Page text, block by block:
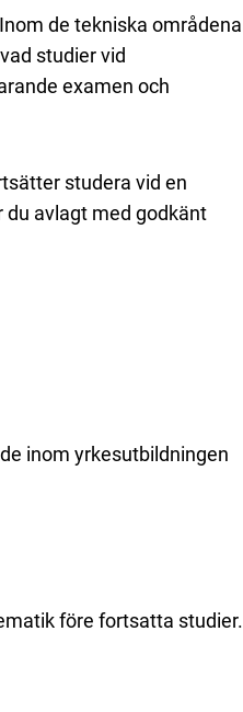
de tekniska områdena
studier vid
examen och
studera vid en
avlagt med godkänt
inom yrkesutbildningen
före fortsatta studier.